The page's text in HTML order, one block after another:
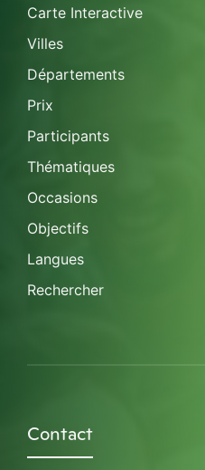
Carte Interactive
Villes
Départements
Prix
Participants
Thématiques
Occasions
Objectifs
Langues
Rechercher
Contact